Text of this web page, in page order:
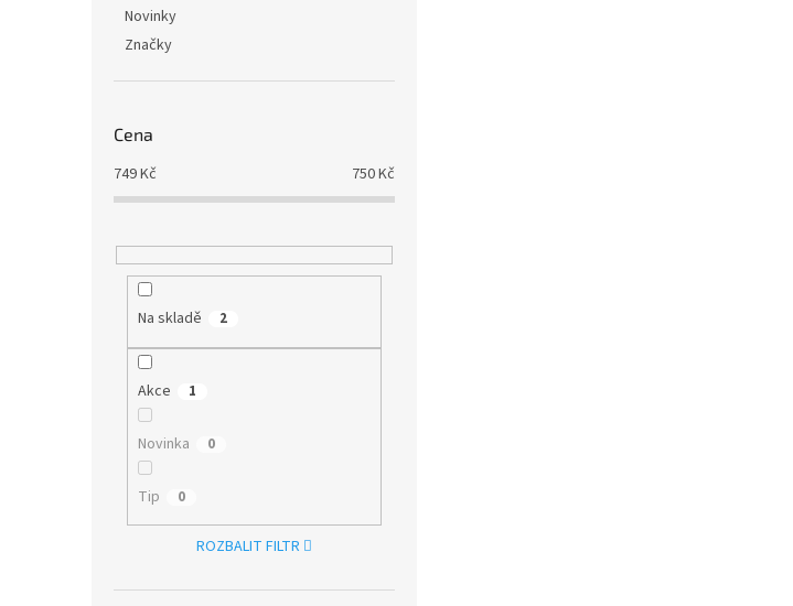
Novinky
Značky
Cena
749Kč 750Kč
Na skladě 2
Akce 1
Novinka 0
Tip 0
ROZBALIT FILTR